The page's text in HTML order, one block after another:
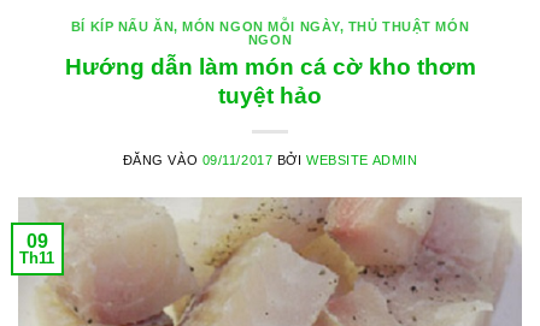
BÍ KÍP NẤU ĂN,MÓN NGON MỖI NGÀY, THỦ THUẬT MÓN
NGON
Hướng dẫn làm món cá cờ kho thơm
tuyệt hảo
ĐĂNG VÀO 09/11/2017 BỞIWEBSITE ADMIN
09
Th11